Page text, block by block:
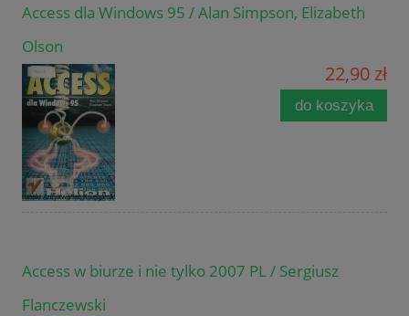
Access dla Windows 95 / Alan Simpson, Elizabeth
Olson
22,90 zł
do koszyka
Access w biurze i nie tylko 2007 PL / Sergiusz
Flanczewski